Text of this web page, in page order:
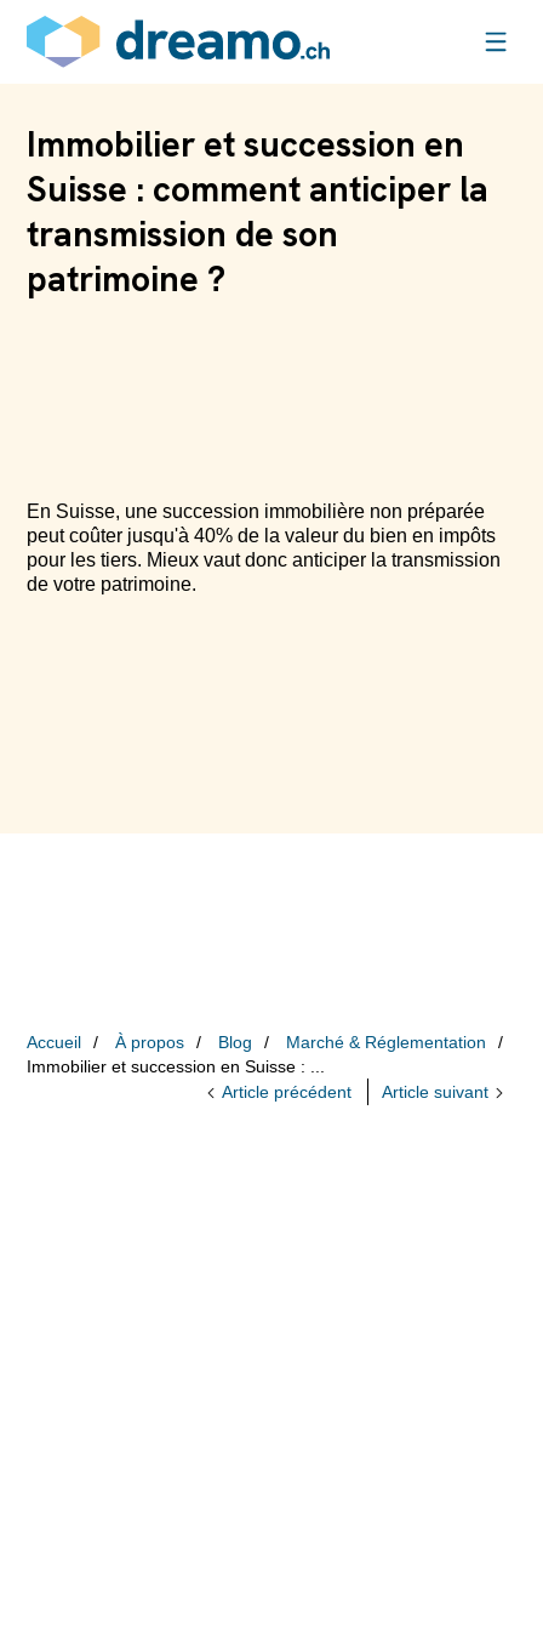
Immobilier et succession en
Suisse : comment anticiper la
transmission de son
patrimoine ?
En Suisse, une succession immobilière non préparée
peut coûter jusqu'à 40% de la valeur du bien en impôts
pour les tiers. Mieux vaut donc anticiper la transmission
de votre patrimoine.
Accueil À propos Blog
Marché & Réglementation
Immobilier et succession en Suisse : ...
Article précédent
Article suivant